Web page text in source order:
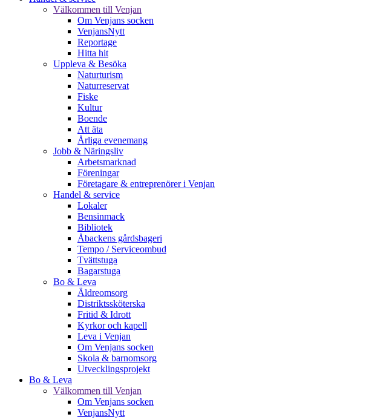
Välkommen till Venjan
Om Venjans socken
VenjansNytt
Reportage
Hitta hit
Uppleva & Besöka
Naturturism
Naturreservat
Fiske
Kultur
Boende
Att äta
Årliga evenemang
Jobb & Näringsliv
Arbetsmarknad
Föreningar
Företagare & entreprenörer i Venjan
Handel & service
Lokaler
Bensinmack
Bibliotek
Åbackens gårdsbageri
Tempo / Serviceombud
Tvättstuga
Bagarstuga
Bo & Leva
Äldreomsorg
Distriktssköterska
Fritid & Idrott
Kyrkor och kapell
Leva i Venjan
Om Venjans socken
Skola & barnomsorg
Utvecklingsprojekt
Bo & Leva
Välkommen till Venjan
Om Venjans socken
VenjansNytt